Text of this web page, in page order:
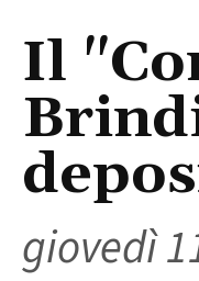
Il
giovedì